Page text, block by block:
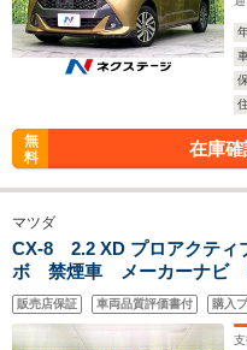
無
料
在庫
マツダ
CX-8 2.2 XD プロアクティ
ボ 禁煙車 メーカーナビ
周囲カメラ 衝突軽減装置
ルーズコントロール シー
ト シートヒーター
販売店保証 車両品質評価書付 購入